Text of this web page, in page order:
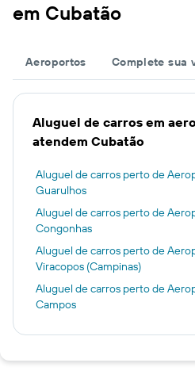
em Cubatão
Aeroportos Complete sua
Aluguel de carros em
atendem Cubatão
Aluguel de carros perto de
Guarulhos
Aluguel de carros perto de
Congonhas
Aluguel de carros perto de
Viracopos (Campinas)
Aluguel de carros perto de
Campos